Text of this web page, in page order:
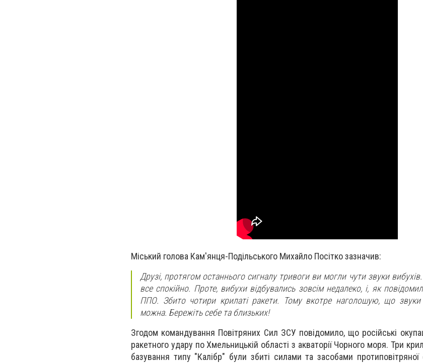
Міський голова Кам'янця-Подільського Михайло Посітко зазначив:
Друзі, протягом останнього сигналу тривоги ви могли чути звуки
все спокійно. Проте, вибухи відбувались зовсім недалеко, і, як
ППО. Збито чотири крилаті ракети. Тому вкотре наголошую, що звуки
можна. Бережіть себе та близьких!
Згодом командування Повітряних Сил ЗСУ повідомило, що російські
ракетного удару по Хмельницькій області з акваторії Чорного моря. Три
базування типу "Калібр" були збиті силами та засобами протиповітряної